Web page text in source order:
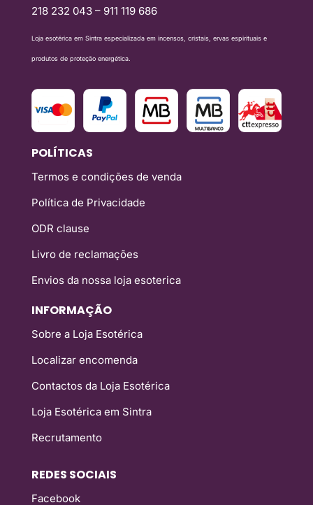
218 232 043 – 911 119 686
Loja esotérica em Sintra especializada em incensos, cristais, ervas espirituais e
produtos de proteção energética.
POLÍTICAS
Termos e condições de venda
Política de Privacidade
ODR clause
Livro de reclamações
Envios da nossa loja esoterica
INFORMAÇÃO
Sobre a Loja Esotérica
Localizar encomenda
Contactos da Loja Esotérica
Loja Esotérica em Sintra
Recrutamento
REDES SOCIAIS
Facebook